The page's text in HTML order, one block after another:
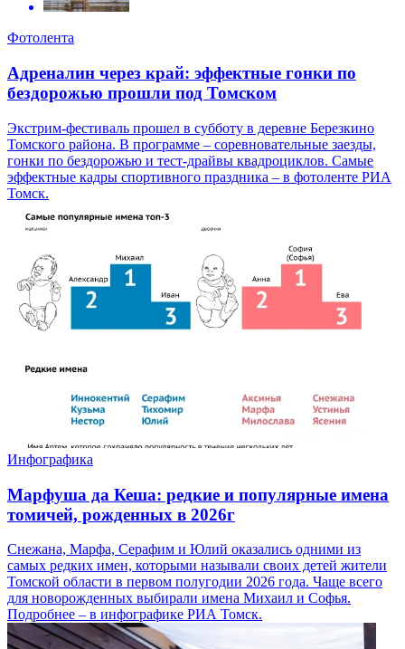
Фотолента
Адреналин через край: эффектные гонки по
бездорожью прошли под Томском
Экстрим-фестиваль прошел в субботу в деревне Березкино
Томского района. В программе – соревновательные заезды,
гонки по бездорожью и тест-драйвы квадроциклов. Самые
эффектные кадры спортивного праздника – в фотоленте РИА
Томск.
Инфографика
Марфуша да Кеша: редкие и популярные имена
томичей, рожденных в 2026г
Снежана, Марфа, Серафим и Юлий оказались одними из
самых редких имен, которыми называли своих детей жители
Томской области в первом полугодии 2026 года. Чаще всего
для новорожденных выбирали имена Михаил и Софья.
Подробнее – в инфографике РИА Томск.